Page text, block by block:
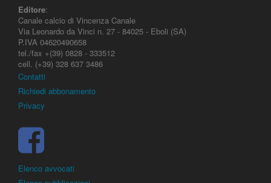
Editore:
Canale calcio di Vincenza Canale
Via Leonardo da Vinci n. 27 - 84025 - Eboli (SA)
P.IVA 04620490658
tel./fax +(39) 0828 - 333512
cell. (+39) 328 637 3486
Contatti
Richiedi abbonamento
Privacy
Elenco avvocati